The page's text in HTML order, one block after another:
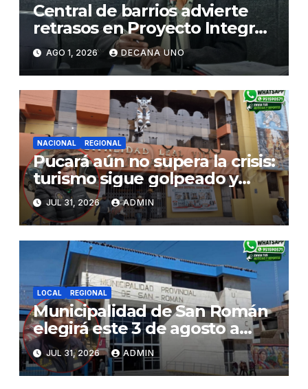
Central de barrios advierte
retrasos en Proyecto Integral
de Agua y Alcantarillado para
Juliaca
AGO 1, 2026 DECANA UNO
NACIONAL REGIONAL
Pucará aún no supera la crisis:
turismo sigue golpeado y
alcaldesa exige al nuevo
Gobierno fondos para obras
paralizadas
JUL 31, 2026 ADMIN
LOCAL REGIONAL
Municipalidad de San Román
elegirá este 3 de agosto a
representantes del Comité
de Seguridad y Salud en el
Trabajo
JUL 31, 2026 ADMIN